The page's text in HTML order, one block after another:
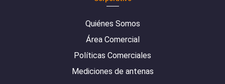
Quiénes Somos
Área Comercial
Políticas Comerciales
Mediciones de antenas